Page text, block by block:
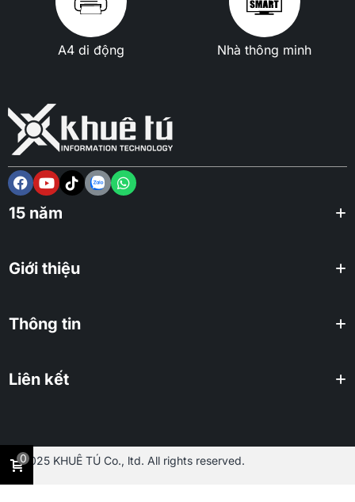
A4 di động Nhà thông minh
15 năm
Giới thiệu
Thông tin
Liên kết
2025 KHUÊ TÚ Co., ltd. All rights reserved.
0